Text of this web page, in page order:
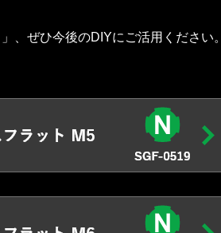
」、ぜひ今後のDIYにご活用ください。